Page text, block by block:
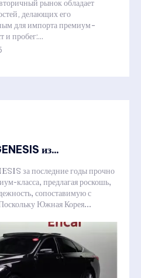
делающих его
для импорта премиум-
и пробег:...
из...
за последние годы прочно
класса, предлагая роскошь,
сопоставимую с
Южная Корея...